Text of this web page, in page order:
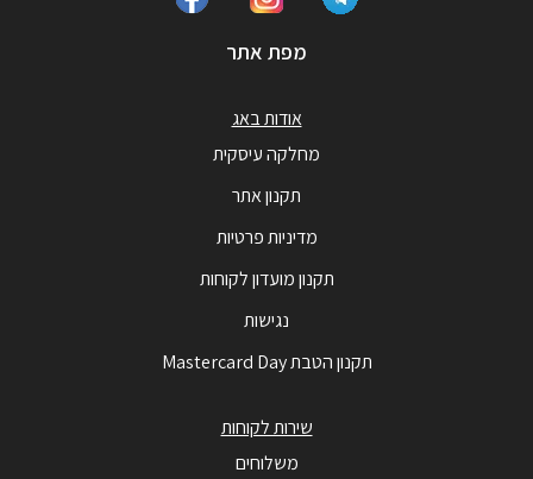
מפת אתר
אודות באג
מחלקה עיסקית
תקנון אתר
מדיניות פרטיות
תקנון מועדון לקוחות
נגישות
תקנון הטבת Mastercard Day
שירות לקוחות
משלוחים